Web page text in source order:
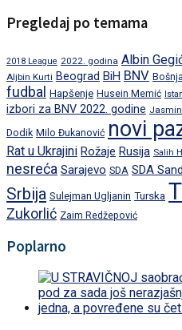
Pregledaj po temama
2018 League 2022. godina Albin
Aljbin Kurti Beograd BiH BNV
fudbal Hapšenje Husein Memić
izbori za BNV 2022. godine
Dodik Milo Đukanović novi
Rat u Ukrajini Rožaje Rusija Salih
nesreća Sarajevo SDA SDA
Srbija Sulejman Ugljanin Turska
Zukorlić Zaim Redžepović
Poplarno